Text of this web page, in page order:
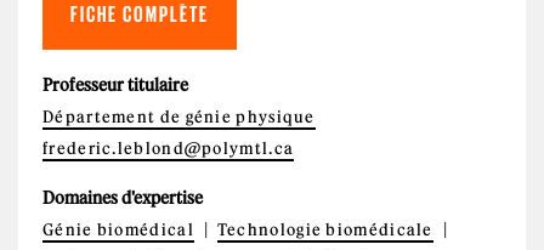
FICHE COMPLÈTE
Professeur titulaire
Département de génie physique
frederic.leblond@polymtl.ca
Domaines d'expertise
Génie biomédical
Technologie biomédicale